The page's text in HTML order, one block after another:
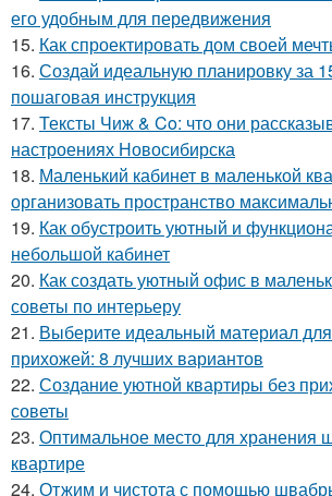
его удобным для передвижения
15. Как спроектировать дом своей
16. Создай идеальную планировку за
пошаговая инструкция
17. Тексты Чиж & Co: что они
настроениях Новосибирска
18. Маленький кабинет в маленькой
организовать пространство
19. Как обустроить уютный и
небольшой кабинет
20. Как создать уютный офис в
советы по интерьеру
21. Выберите идеальный материал для
прихожей: 8 лучших вариантов
22. Создание уютной квартиры без
советы
23. Оптимальное место для хранения
квартире
24. Отжим и чистота с помощью